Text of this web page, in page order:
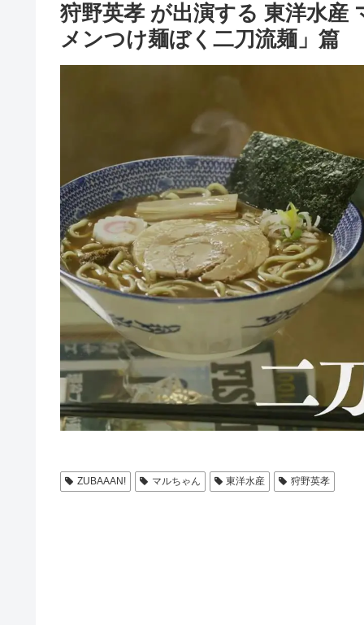
狩野英孝 が出演する 東洋水
メンつけ麺ぼく二刀流麺」篇
ZUBAAAN! マルちゃん 東洋水産 狩野英孝